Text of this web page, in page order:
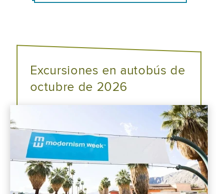
Excursiones en autobús de
octubre de 2026